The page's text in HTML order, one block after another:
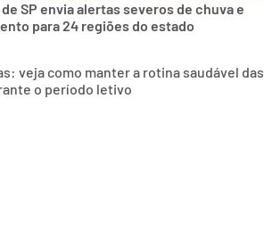
SP envia alertas severos de chuva e
para 24 regiões do estado
veja como manter a rotina saudável das
o período letivo